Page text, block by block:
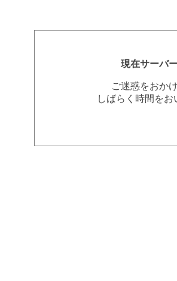
現在サーバ
ご迷惑をおか
しばらく時間を